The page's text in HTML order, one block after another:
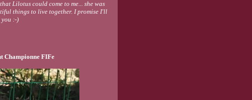
Lilotus could come to me... she was
things to live together. I promise I'll
you :-)
Championne FIFe